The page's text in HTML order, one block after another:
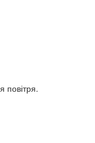
повітря.